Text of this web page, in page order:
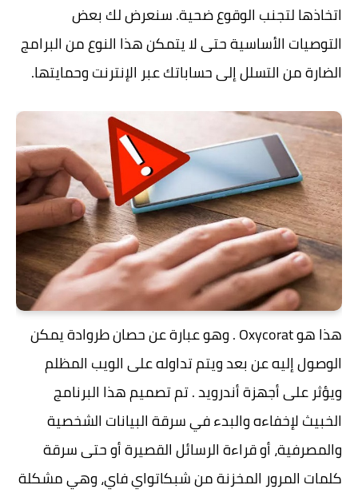
اتخاذها لتجنب الوقوع ضحية. سنعرض لك بعض
التوصيات الأساسية حتى لا يتمكن هذا النوع من البرامج
الضارة من التسلل إلى حساباتك عبر الإنترنت وحمايتها.
هذا هو Oxycorat . وهو عبارة عن حصان طروادة يمكن
الوصول إليه عن بعد ويتم تداوله على الويب المظلم
ويؤثر على أجهزة أندرويد . تم تصميم هذا البرنامج
الخبيث لإخفاءه والبدء في سرقة البيانات الشخصية
والمصرفية، أو قراءة الرسائل القصيرة أو حتى سرقة
كلمات المرور المخزنة من شبكاتواي فاي، وهي مشكلة